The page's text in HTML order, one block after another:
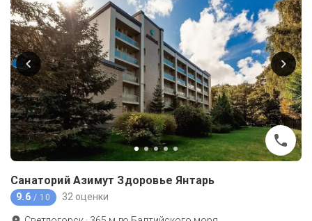
Санаторий Азимут Здоровье Янтарь
9.6 / 10 32 оценки